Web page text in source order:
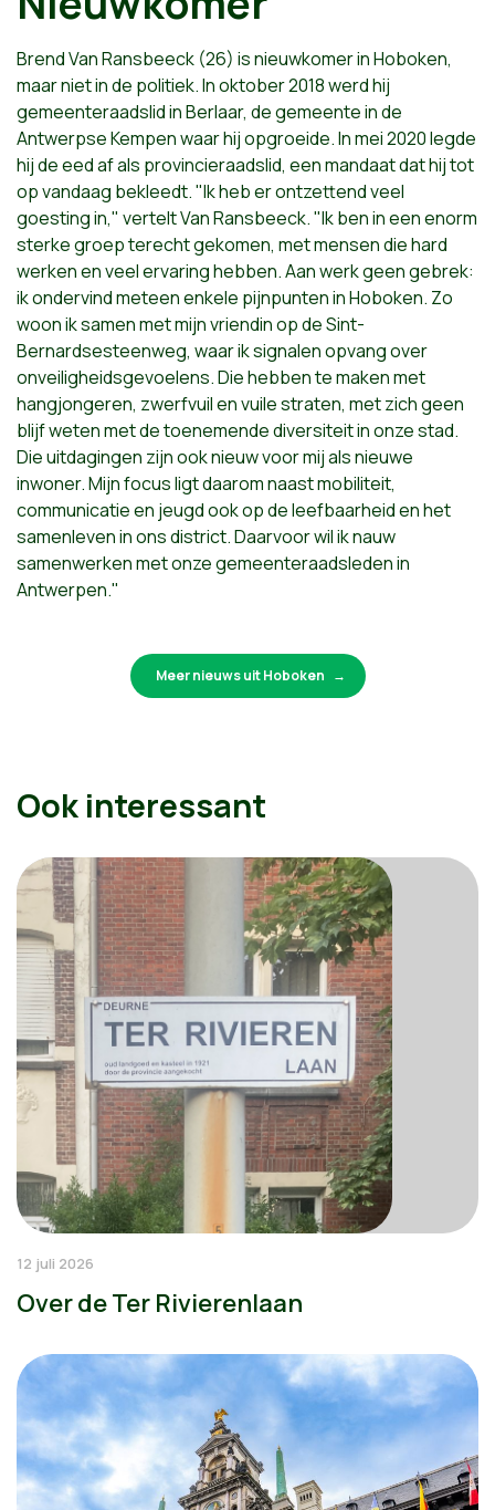
Brend Van Ransbeeck (26) is nieuwkomer in Hoboken,
maar niet in de politiek. In oktober 2018 werd hij
gemeenteraadslid in Berlaar, de gemeente in de
Antwerpse Kempen waar hij opgroeide. In mei 2020 legde
hij de eed af als provincieraadslid, een mandaat dat hij tot
op vandaag bekleedt. "Ik heb er ontzettend veel
goesting in," vertelt Van Ransbeeck. "Ik ben in een enorm
sterke groep terecht gekomen, met mensen die hard
werken en veel ervaring hebben. Aan werk geen gebrek:
ik ondervind meteen enkele pijnpunten in Hoboken. Zo
woon ik samen met mijn vriendin op de Sint-
Bernardsesteenweg, waar ik signalen opvang over
onveiligheidsgevoelens.Die hebben te maken met
hangjongeren, zwerfvuil en vuile straten, met zich geen
blijf weten met de toenemende diversiteit in onze stad.
Die uitdagingen zijn ook nieuw voor mij als nieuwe
inwoner. Mijn focus ligt daarom naast mobiliteit,
communicatie en jeugd ook op de leefbaarheid en het
samenleven in ons district. Daarvoor wil ik nauw
samenwerken met onze gemeenteraadsleden in
Antwerpen."
Meer nieuws uit Hoboken
Ook interessant
12 juli 2026
Over de Ter Rivierenlaan